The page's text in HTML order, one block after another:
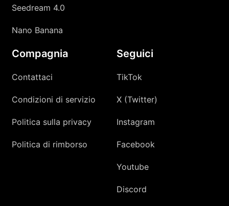
Seedream 4.0
Nano Banana
Compagnia
Contattaci
Condizioni di servizio
Politica sulla privacy
Politica di rimborso
Seguici
TikTok
X (Twitter)
Instagram
Facebook
Youtube
Discord